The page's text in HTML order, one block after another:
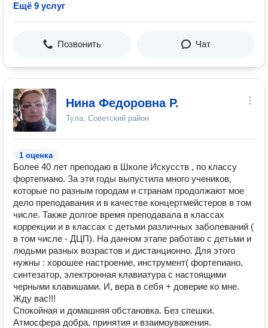
Ещё 9 услуг
Позвонить Чат
Нина Федоровна Р.
Тула, Советский район
1 оценка
Более 40 лет преподаю в Школе Искусств , по классу
фортепиано. За эти годы выпустила много учеников,
которые по разным городам и странам продолжают мое
дело преподавания и в качестве концертмейстеров в том
числе. Также долгое время преподавала в классах
коррекции и в классах с детьми различных заболеваний (
в том числе - ДЦП). На данном этапе работаю с детьми и
людьми разных возрастов и дистанционно. Для этого
нужны : хорошее настроение, инструмент( фортепиано,
синтезатор, электронная клавиатура с настоящими
черными клавишами. И, вера в себя + доверие ко мне.
Жду вас!!!
Спокойная и домашняя обстановка. Без спешки.
Атмосфера добра, принятия и взаимоуважения.